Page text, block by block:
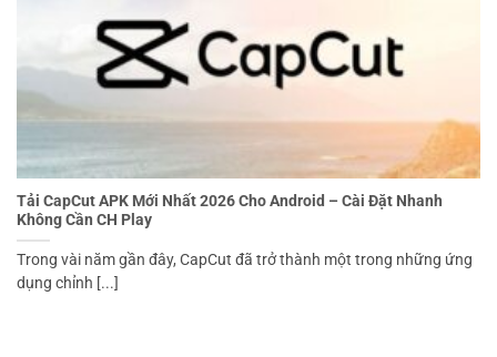
Tải CapCut APK Mới Nhất 2026 Cho Android – Cài Đặt Nhanh
Không Cần CH Play
Trong vài năm gần đây, CapCut đã trở thành một trong những ứng
dụng chỉnh [...]